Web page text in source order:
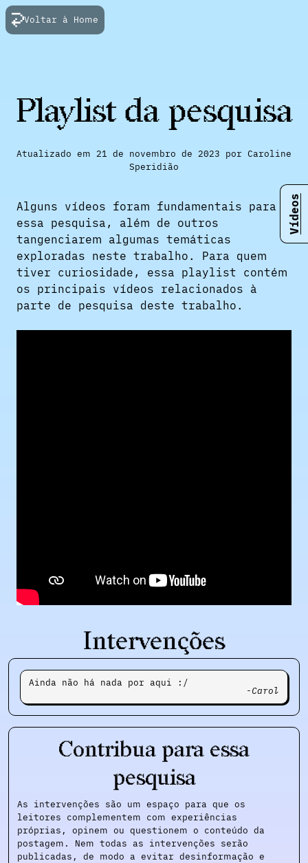
Voltar à Home
Playlist da pesquisa
Atualizado em 21 de novembro de 2023 por Caroline
Speridião
Vídeos
Alguns vídeos foram fundamentais para
essa pesquisa, além de outros
tangenciarem algumas temáticas
exploradas neste trabalho. Para quem
tiver curiosidade, essa playlist contém
os principais vídeos relacionados à
parte de pesquisa deste trabalho.
Intervenções
Ainda não há nada por aqui :/
Carol
Contribua para essa
pesquisa
As intervenções são um espaço para que os
leitores complementem com experiências
próprias, opinem ou questionem o conteúdo da
postagem. Nem todas as intervenções serão
publicadas, de modo a evitar desinformação e